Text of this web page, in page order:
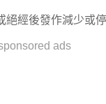
經後發作減少或
ads